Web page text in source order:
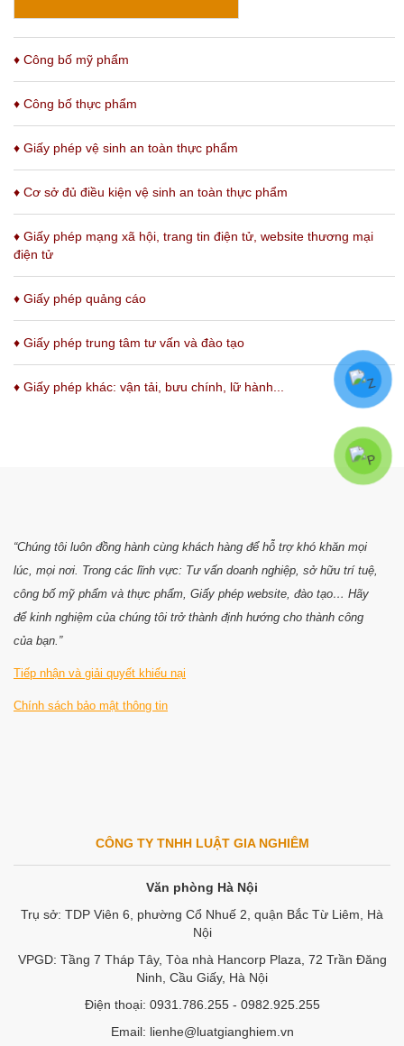
♦ Công bố mỹ phẩm
♦ Công bố thực phẩm
♦ Giấy phép vệ sinh an toàn thực phẩm
♦ Cơ sở đủ điều kiện vệ sinh an toàn thực phẩm
♦ Giấy phép mạng xã hội, trang tin điện tử, website thương mại
điện tử
♦ Giấy phép quảng cáo
♦ Giấy phép trung tâm tư vấn và đào tạo
♦ Giấy phép khác: vận tải, bưu chính, lữ hành...
“Chúng tôi luôn đồng hành cùng khách hàng để hỗ trợ khó khăn mọi
lúc, mọi nơi. Trong các lĩnh vực: Tư vấn doanh nghiệp, sở hữu trí tuệ,
công bố mỹ phẩm và thực phẩm, Giấy phép website, đào tạo… Hãy
để kinh nghiệm của chúng tôi trở thành định hướng cho thành công
của bạn.”
Tiếp nhận và giải quyết khiếu nại
Chính sách bảo mật thông tin
CÔNG TY TNHH LUẬT GIA NGHIÊM
Văn phòng Hà Nội
Trụ sở: TDP Viên 6, phường Cổ Nhuế 2, quận Bắc Từ Liêm, Hà
Nội
VPGD: Tầng 7 Tháp Tây, Tòa nhà Hancorp Plaza, 72 Trần Đăng
Ninh, Cầu Giấy, Hà Nội
Điện thoại: 0931.786.255 - 0982.925.255
Email: lienhe@luatgianghiem.vn